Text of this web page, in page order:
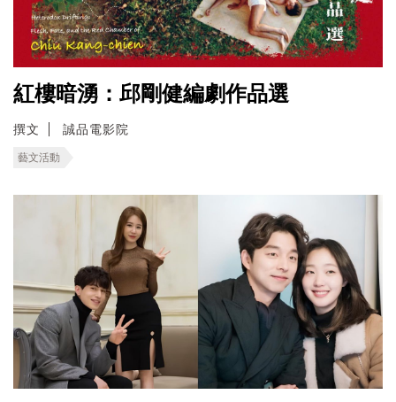
紅樓暗湧：邱剛健編劇作品選
撰文 誠品電影院
藝文活動